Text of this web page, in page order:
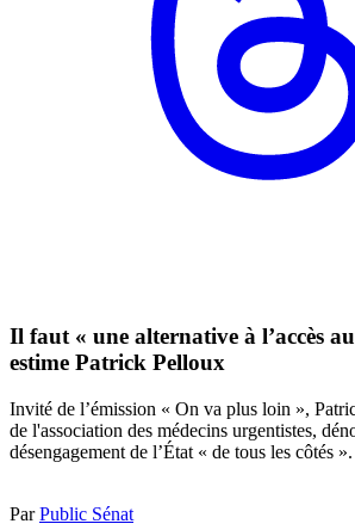
Il faut « une alternative à l’accès
estime Patrick Pelloux
Invité de l’émission « On va plus loin »,
de l'association des médecins urgentistes,
désengagement de l’État « de tous les côtés ».
ParPublic Sénat